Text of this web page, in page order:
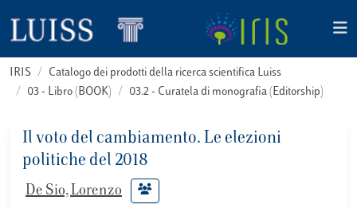
IRIS
Catalogo dei prodotti della ricerca scientifica Luiss
03 - Libro (BOOK)
03.2 - Curatela di monografia (Editorship)
Il voto del cambiamento. Le elezioni
politiche del 2018
De Sio, Lorenzo